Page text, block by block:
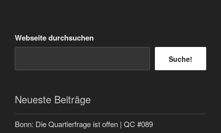
Webseite durchsuchen
Suche!
Neueste Beiträge
Bonn: Die Quartierfrage ist offen | QC #089